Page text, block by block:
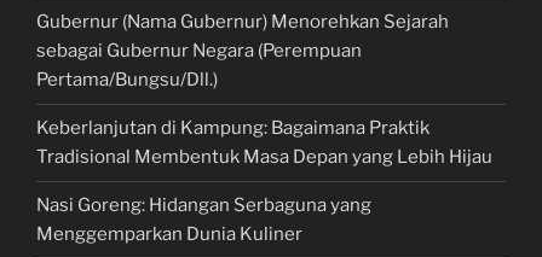
Gubernur (Nama Gubernur) Menorehkan Sejarah
sebagai Gubernur Negara (Perempuan
Pertama/Bungsu/Dll.)
Keberlanjutan di Kampung: Bagaimana Praktik
Tradisional Membentuk Masa Depan yang Lebih Hijau
Nasi Goreng: Hidangan Serbaguna yang
Menggemparkan Dunia Kuliner